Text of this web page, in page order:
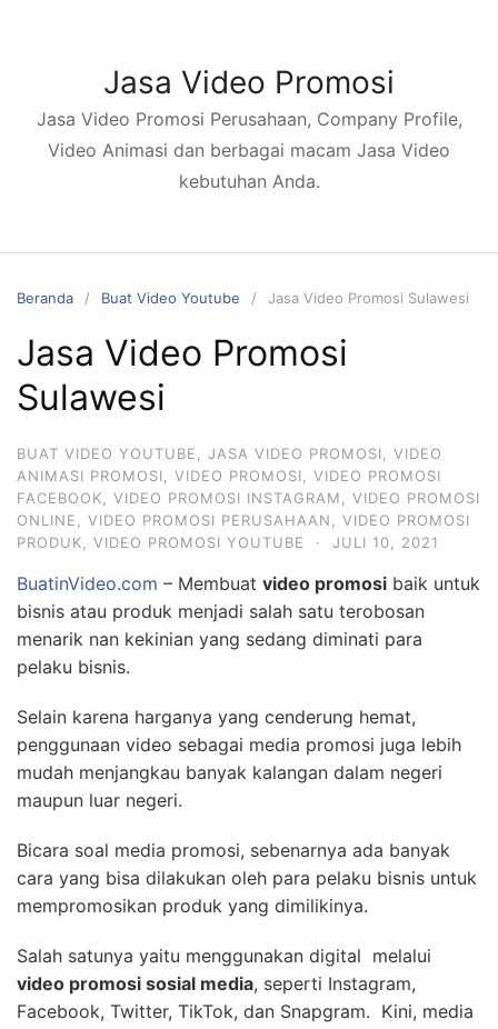
Jasa Video Promosi
Jasa Video Promosi Perusahaan, Company Profile,
Video Animasi dan berbagai macam Jasa Video
kebutuhan Anda.
Beranda Buat Video Youtube Jasa Video Promosi Sulawesi
Jasa Video Promosi
Sulawesi
BUAT VIDEO YOUTUBE JASA VIDEO PROMOSI
VIDEO
ANIMASI PROMOSI
VIDEO PROMOSI
VIDEO PROMOSI
FACEBOOK
VIDEO PROMOSI INSTAGRAM
VIDEO PROMOSI
ONLINE
VIDEO PROMOSI PERUSAHAAN
VIDEO PROMOSI
PRODUK
VIDEO PROMOSI YOUTUBE · JULI 10, 2021
BuatinVideo.com – Membuat video promosi baik untuk
bisnis atau produk menjadi salah satu terobosan
menarik nan kekinian yang sedang diminati para
pelaku bisnis.
Selain karena harganya yang cenderung hemat,
penggunaan video sebagai media promosi juga lebih
mudah menjangkau banyak kalangan dalam negeri
maupun luar negeri.
Bicara soal media promosi, sebenarnya ada banyak
cara yang bisa dilakukan oleh para pelaku bisnis untuk
mempromosikan produk yang dimilikinya.
Salah satunya yaitu menggunakan digital melalui
video promosi sosial media, seperti Instagram,
Facebook, Twitter, TikTok, dan Snapgram. Kini, media